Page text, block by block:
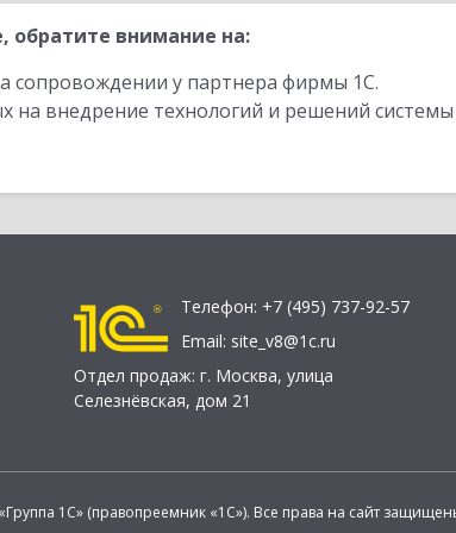
внимание на:
сопровождении у партнера фирмы 1С.
на внедрение технологий и решений
Телефон: +7 (495) 737-92-57
Email: site_v8@1c.ru
Отдел продаж: г. Москва, улица
Селезнёвская, дом 21
1С» (правопреемник «1С»). Все права на сайт